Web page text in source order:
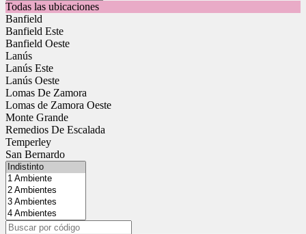
Todas las ubicaciones
Banfield
Banfield Este
Banfield Oeste
Lanús
Lanús Este
Lanús Oeste
Lomas De Zamora
Lomas de Zamora Oeste
Monte Grande
Remedios De Escalada
Temperley
San Bernardo